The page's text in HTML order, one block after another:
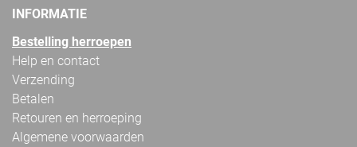
INFORMATIE
Bestelling herroepen
Help en contact
Verzending
Betalen
Retouren en herroeping
Algemene voorwaarden